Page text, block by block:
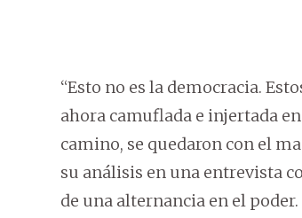
“Esto no es la democracia.
ahora camuflada e injertada
camino, se quedaron con el
su análisis en una entrevista
de una alternancia en el